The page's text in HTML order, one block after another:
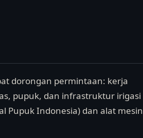
dorongan permintaan: kerja
pupuk, dan infrastruktur irigasi
Indonesia) dan alat mesin